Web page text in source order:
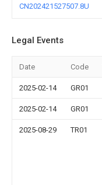
CN202421527507.8U
Legal Events
Date Code
2025-02-14 GR01
2025-02-14 GR01
2025-08-29 TR01